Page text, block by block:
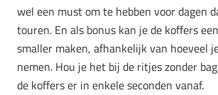
wel een must om te hebben voor dagen
touren. En als bonus kan je de koffers
smaller maken, afhankelijk van hoeveel
nemen. Hou je het bij de ritjes zonder
de koffers er in enkele seconden vanaf.